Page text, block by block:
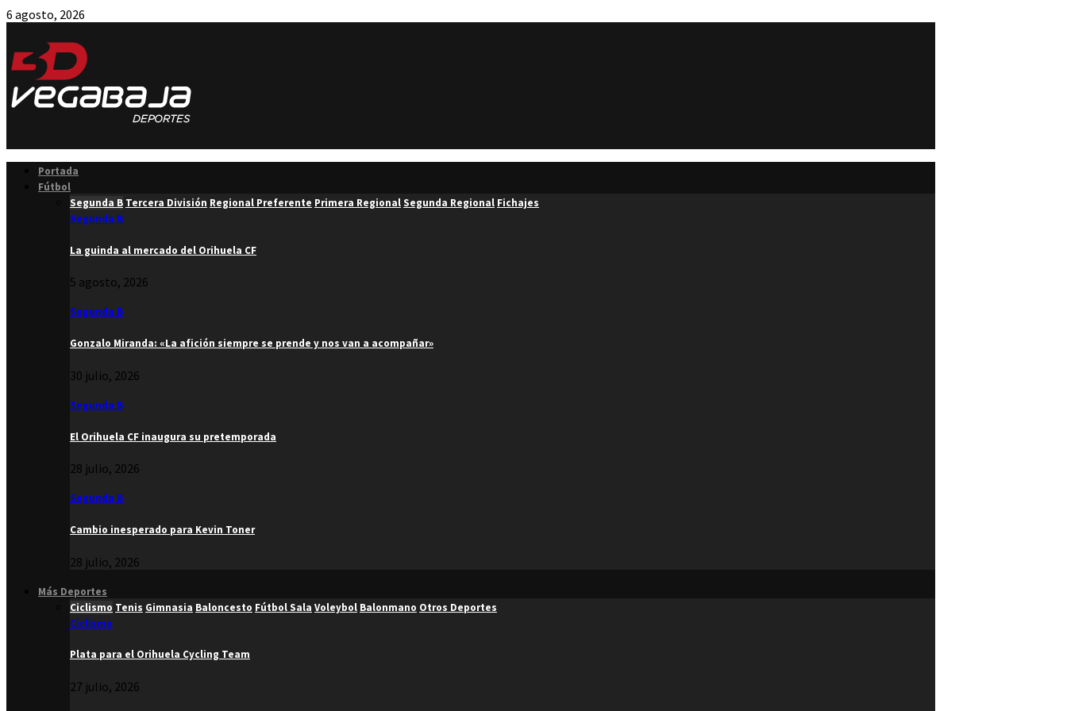
6 agosto, 2026
Portada
Fútbol
Segunda B Tercera División Regional Preferente Primera RegionalSegunda Regional Fichajes
Segunda B
La guinda al mercado del Orihuela CF
5 agosto, 2026
Segunda B
Gonzalo Miranda: «La afición siempre se prende y nos van a acompañar»
30 julio, 2026
Segunda B
El Orihuela CF inaugura su pretemporada
28 julio, 2026
Segunda B
Cambio inesperado para Kevin Toner
28 julio, 2026
Más Deportes
Ciclismo Tenis Gimnasia Baloncesto Fútbol Sala Voleybol Balonmano Otros Deportes
Ciclismo
Plata para el Orihuela Cycling Team
27 julio, 2026